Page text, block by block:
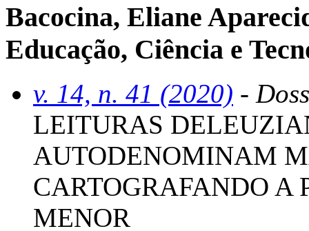
Bacocina, Eliane
Educação, Ciência e
v. 14, n. 41 (2020) -
LEITURAS
AUTODENOMINAM
CARTOGRAFANDO A
MENOR